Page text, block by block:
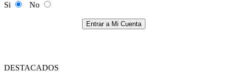
Si
No
Entrar a Mi Cuenta
DESTACADOS